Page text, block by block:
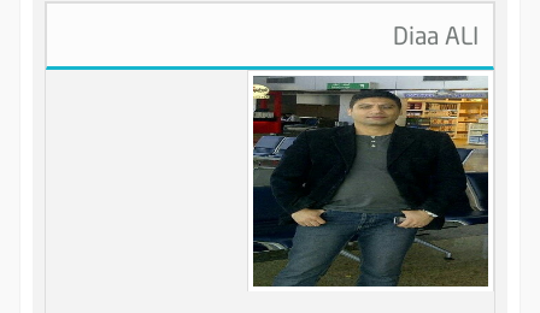
Diaa ALI